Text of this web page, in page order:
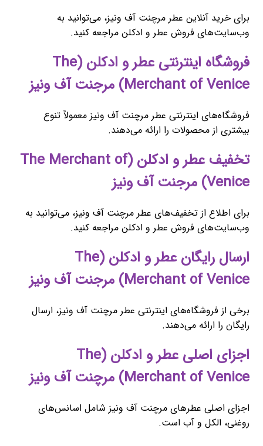
برای خرید آنلاین عطر مرچنت آف ونیز، می‌توانید به
وب‌سایت‌های فروش عطر و ادکلن مراجعه کنید.
فروشگاه اینترنتی عطر و ادکلن (The
Merchant of Venice) مرجنت آف ونیز
فروشگاه‌های اینترنتی عطر مرچنت آف ونیز معمولاً تنوع
بیشتری از محصولات را ارائه می‌دهند.
تخفیف عطر و ادکلن (The Merchant of
Venice) مرجنت آف ونیز
برای اطلاع از تخفیف‌های عطر مرچنت آف ونیز، می‌توانید به
وب‌سایت‌های فروش عطر و ادکلن مراجعه کنید.
ارسال رایگان عطر و ادکلن (The
Merchant of Venice) مرجنت آف ونیز
برخی از فروشگاه‌های اینترنتی عطر مرچنت آف ونیز، ارسال
رایگان را ارائه می‌دهند.
اجزای اصلی عطر و ادکلن (The
Merchant of Venice) مرچنت آف ونیز
اجزای اصلی عطرهای مرچنت آف ونیز شامل اسانس‌های
روغنی، الکل و آب است.